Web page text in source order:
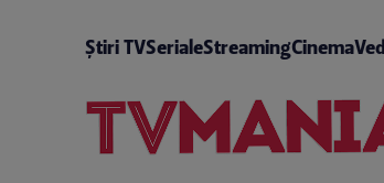
Știri TVSerialeStreamingCinema